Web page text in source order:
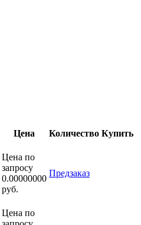
Цена Количество Купить
Цена по
запросу
0.00000000
руб.
Предзаказ
Цена по